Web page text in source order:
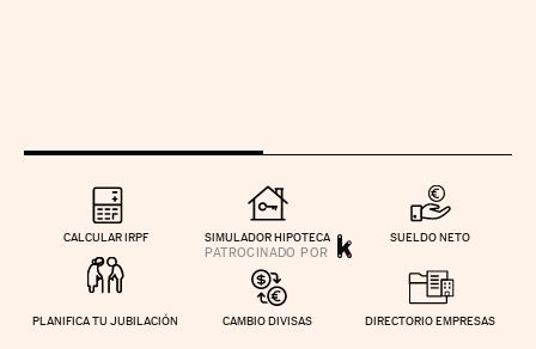
CALCULAR IRPF SIMULADOR HIPOTECA SUELDO NETO
PLANIFICA TU JUBILACIÓN CAMBIO DIVISAS DIRECTORIO EMPRESAS